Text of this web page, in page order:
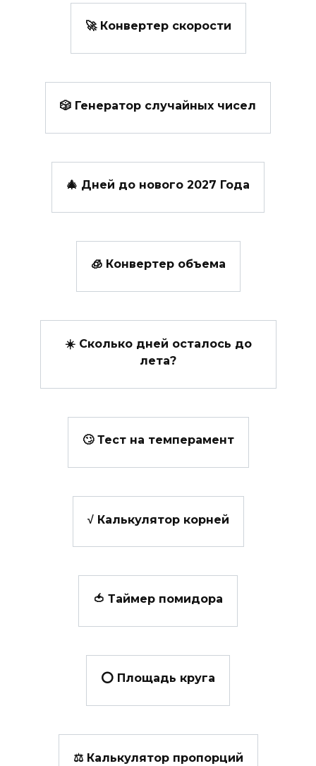
🚀 Конвертер скорости
🎲 Генератор случайных чисел
🎄 Дней до нового 2027 Года
🧊 Конвертер объема
☀️ Сколько дней осталось до
лета?
🙄 Тест на темперамент
√ Калькулятор корней
🍅 Таймер помидора
⭕ Площадь круга
⚖ Калькулятор пропорций